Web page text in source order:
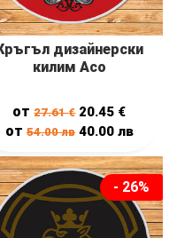
дизайнерски
килим Асо
от27.61€ 20.45 €
от 54.00лв 40.00 лв
- 26%